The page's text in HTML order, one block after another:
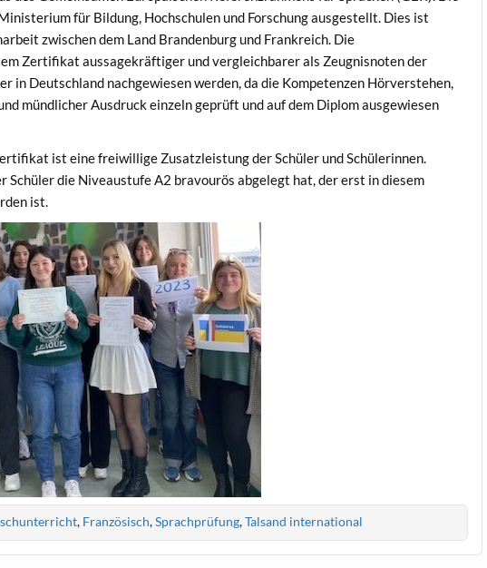
für Bildung, Hochschulen und Forschung ausgestellt. Dies ist
zwischen dem Land Brandenburg und Frankreich. Die
Zertifikat aussagekräftiger und vergleichbarer als Zeugnisnoten der
in Deutschland nachgewiesen werden, da die Kompetenzen Hörverstehen,
mündlicher Ausdruck einzeln geprüft und auf dem Diplom ausgewiesen
ist eine freiwillige Zusatzleistung der Schüler und Schülerinnen.
Schüler die Niveaustufe A2 bravourös abgelegt hat, der erst in diesem
ist.
, Französisch,Sprachprüfung,Talsand international